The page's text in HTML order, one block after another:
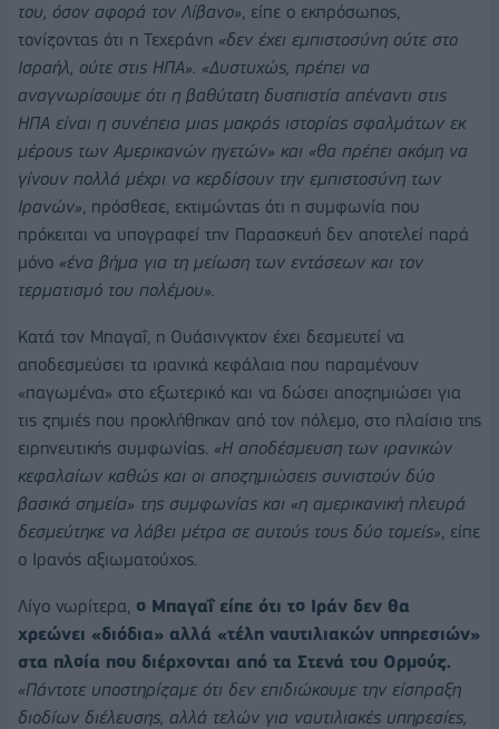
του, όσον αφορά τον Λίβανο», είπε ο εκπρόσωπος,
τονίζοντας ότι η Τεχεράνη «δεν έχει εμπιστοσύνη ούτε στο
Ισραήλ, ούτε στις ΗΠΑ». «Δυστυχώς, πρέπει να
αναγνωρίσουμε ότι η βαθύτατη δυσπιστία απέναντι στις
ΗΠΑ είναι η συνέπεια μιας μακράς ιστορίας σφαλμάτων εκ
μέρους των Αμερικανών ηγετών» και «θα πρέπει ακόμη να
γίνουν πολλά μέχρι να κερδίσουν την εμπιστοσύνη των
Ιρανών», πρόσθεσε, εκτιμώντας ότι η συμφωνία που
πρόκειται να υπογραφεί την Παρασκευή δεν αποτελεί παρά
μόνο «ένα βήμα για τη μείωση των εντάσεων και τον
τερματισμό του πολέμου».
Κατά τον Μπαγαΐ, η Ουάσινγκτον έχει δεσμευτεί να
αποδεσμεύσει τα ιρανικά κεφάλαια που παραμένουν
«παγωμένα» στο εξωτερικό και να δώσει αποζημιώσει για
τις ζημιές που προκλήθηκαν από τον πόλεμο, στο πλαίσιο της
ειρηνευτικής συμφωνίας. «Η αποδέσμευση των ιρανικών
κεφαλαίων καθώς και οι αποζημιώσεις συνιστούν δύο
βασικά σημεία» της συμφωνίας και «η αμερικανική πλευρά
δεσμεύτηκε να λάβει μέτρα σε αυτούς τους δύο τομείς», είπε
ο Ιρανός αξιωματούχος.
Λίγο νωρίτερα, ο Μπαγαΐ είπε ότι το Ιράν δεν θα
χρεώνει «διόδια» αλλά «τέλη ναυτιλιακών υπηρεσιών»
στα πλοία που διέρχονται από τα Στενά του Ορμούζ.
«Πάντοτε υποστηρίζαμε ότι δεν επιδιώκουμε την είσπραξη
διοδίων διέλευσης, αλλά τελών για ναυτιλιακές υπηρεσίες,